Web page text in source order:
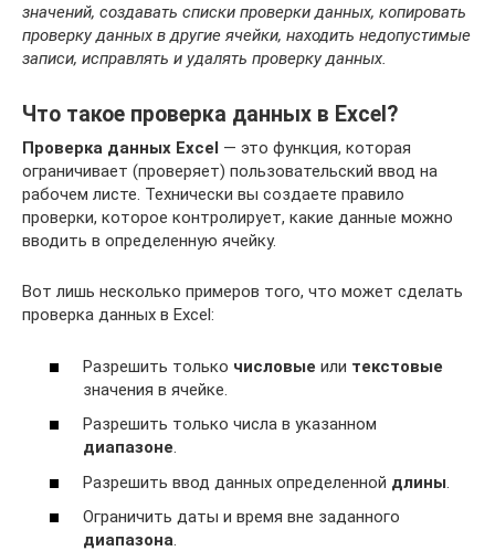
значений, создавать списки проверки данных, копировать
проверку данных в другие ячейки, находить недопустимые
записи, исправлять и удалять проверку данных.
Что такое проверка данных в Excel?
Проверка данных Excel — это функция, которая
ограничивает (проверяет) пользовательский ввод на
рабочем листе. Технически вы создаете правило
проверки, которое контролирует, какие данные можно
вводить в определенную ячейку.
Вот лишь несколько примеров того, что может сделать
проверка данных в Excel:
Разрешить только числовые или текстовые
значения в ячейке.
Разрешить только числа в указанном
диапазоне.
Разрешить ввод данных определенной длины
Ограничить даты и время вне заданного
диапазона.